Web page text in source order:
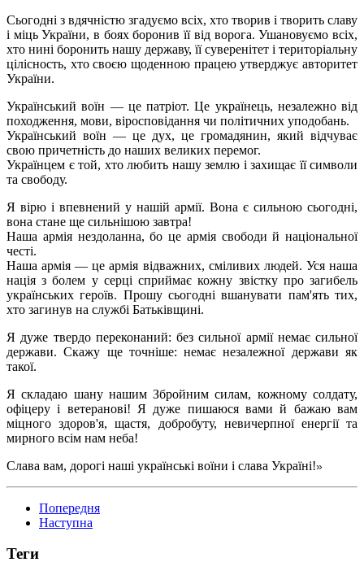
Сьогодні з вдячністю згадуємо всіх, хто творив і творить славу
і міць України, в боях боронив її від ворога. Ушановуємо всіх,
хто нині боронить нашу державу, її суверенітет і територіальну
цілісность, хто своєю щоденною працею утверджує авторитет
України.
Український воїн — це патріот. Це українець, незалежно від
походження, мови, віросповідання чи політичних уподобань.
Український воїн — це дух, це громадянин, який відчуває
свою причетність до наших великих перемог.
Українцем є той, хто любить нашу землю і захищає її символи
та свободу.
Я вірю і впевнений у нашій армії. Вона є сильною сьогодні,
вона стане ще сильнішою завтра!
Наша армія нездоланна, бо це армія свободи й національної
честі.
Наша армія — це армія відважних, сміливих людей. Уся наша
нація з болем у серці сприймає кожну звістку про загибель
українських героїв. Прошу сьогодні вшанувати пам'ять тих,
хто загинув на службі Батьківщині.
Я дуже твердо переконаний: без сильної армії немає сильної
держави. Скажу ще точніше: немає незалежної держави як
такої.
Я складаю шану нашим Збройним силам, кожному солдату,
офіцеру і ветеранові! Я дуже пишаюся вами й бажаю вам
міцного здоров'я, щастя, добробуту, невичерпної енергії та
мирного всім нам неба!
Слава вам, дорогі наші українські воїни і слава Україні!»
Попередня
Наступна
Теги